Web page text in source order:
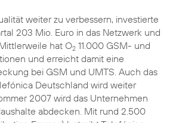
weiter zu verbessern, investierte
203 Mio. Euro in das Netzwerk und
hat O2 11.000 GSM- und
und erreicht damit eine
bei GSM und UMTS. Auch das
Deutschland wird weiter
2007 wird das Unternehmen
abdecken. Mit rund 2.500